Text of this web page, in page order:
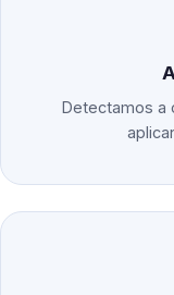
Detectamos a